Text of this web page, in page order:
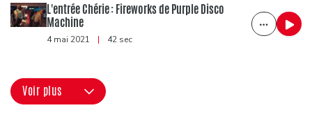
L'entrée Chérie : Fireworks de Purple Disco
Machine
4 mai 2021 | 42 sec
Voir plus